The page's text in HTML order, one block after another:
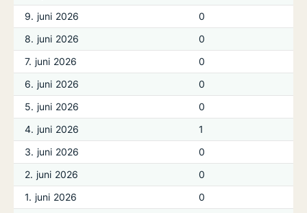
9. juni 2026
0
8. juni 2026
0
7. juni 2026
0
6. juni 2026
0
5. juni 2026
0
4. juni 2026
1
3. juni 2026
0
2. juni 2026
0
1. juni 2026
0